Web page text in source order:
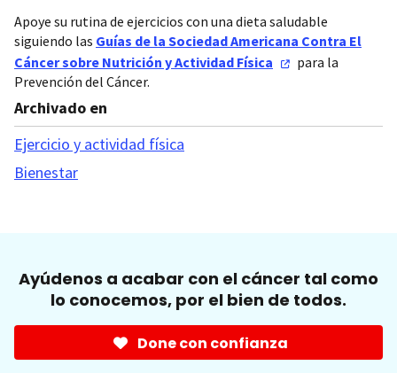
Archivado en
Ejercicio y actividad física
Bienestar
Apoye su rutina de ejercicios con una dieta saludable
siguiendo las Guías de la Sociedad Americana Contra El
Cáncer sobre Nutrición y Actividad Física
para la
Prevención del Cáncer.
Ayúdenos a acabar con el cáncer tal como
lo conocemos, por el bien de todos.
Done con confianza